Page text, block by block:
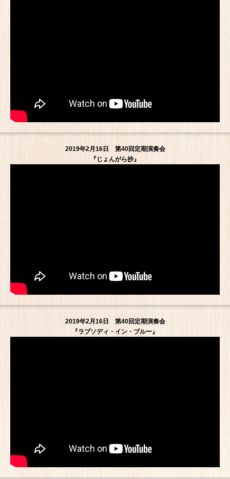
2019年2月16日 第40回定期演奏会
『じょんがら抄』
2019年2月16日 第40回定期演奏会
『ラプソディ・イン・ブルー』